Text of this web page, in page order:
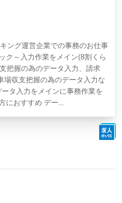
ング運営企業での事務のお仕事
ク～入力作業をメイン(8割くら
把握の為のデータ入力、請求
場収支把握の為のデータ入力な
タ入力をメインに事務作業を
におすすめ デー...